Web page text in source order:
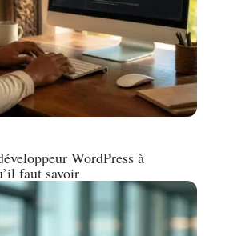
WordPress à
faut savoir